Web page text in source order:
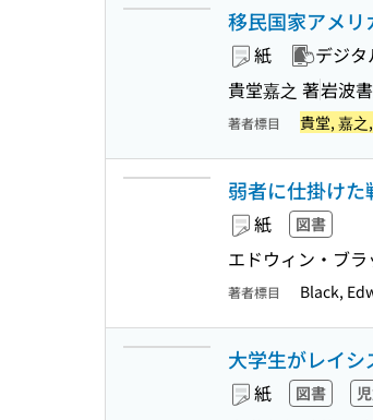
移民国家アメリ
紙 デジタ
貴堂嘉之 著岩波
著者標目 貴堂, 嘉
弱者に仕掛けた
紙 図書
エドウィン・ブ
著者標目 Black,
大学生がレイ
紙 図書